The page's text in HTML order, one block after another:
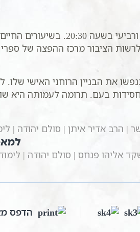
בימי שני ורביעי
הציבור מרכז ההפצה של
את הבניין הרוחני האישי שלו.
בעם. תרומה לעמותה היא
| הרב אדיר איתן | סולם יהודה |
הדפס